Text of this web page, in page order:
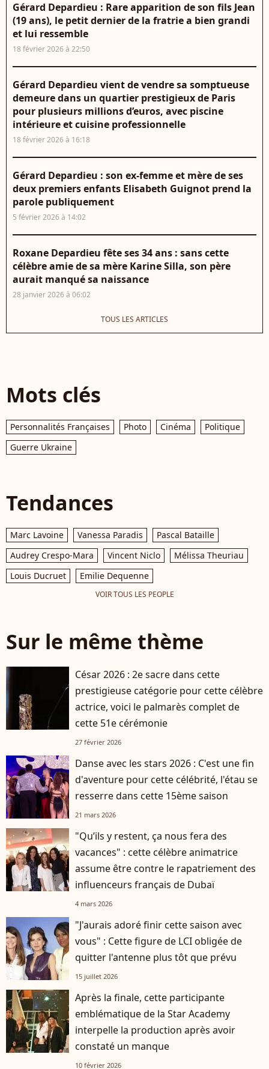
Gérard Depardieu : Rare apparition de son fils Jean
(19 ans), le petit dernier de la fratrie a bien grandi
et lui ressemble
18 février 2026 à 22:50
Gérard Depardieu vient de vendre sa somptueuse
demeure dans un quartier prestigieux de Paris
pour plusieurs millions d’euros, avec piscine
intérieure et cuisine professionnelle
18 février 2026 à 16:18
Gérard Depardieu : son ex-femme et mère de ses
deux premiers enfants Elisabeth Guignot prend la
parole publiquement
5 février 2026 à 14:02
Roxane Depardieu fête ses 34 ans : sans cette
célèbre amie de sa mère Karine Silla, son père
aurait manqué sa naissance
28 janvier 2026 à 06:02
TOUS LES ARTICLES
Mots clés
Personnalités Françaises Photo Cinéma
Politique
Guerre Ukraine
Tendances
Marc Lavoine Vanessa Paradis
Pascal Bataille
Audrey Crespo-Mara
Vincent Niclo
Mélissa Theuriau
Louis Ducruet
Emilie Dequenne
VOIR TOUS LES PEOPLE
Sur le même thème
César 2026 : 2e sacre dans cette
prestigieuse catégorie pour cette célèbre
actrice, voici le palmarès complet de
cette 51e cérémonie
27 février 2026
Danse avec les stars 2026 : C'est une fin
d'aventure pour cette célébrité, l'étau se
resserre dans cette 15ème saison
21 mars 2026
"Qu’ils y restent, ça nous fera des
vacances" : cette célèbre animatrice
assume être contre le rapatriement des
influenceurs français de Dubaï
4 mars 2026
"J'aurais adoré finir cette saison avec
vous" : Cette figure de LCI obligée de
quitter l'antenne plus tôt que prévu
15 juillet 2026
Après la finale, cette participante
emblématique de la Star Academy
interpelle la production après avoir
constaté un manque
10 février 2026